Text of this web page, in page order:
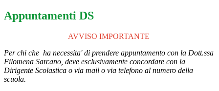
Appuntamenti DS
AVVISO IMPORTANTE
Per chi che ha necessita' di prendere appuntamento con la Dott.ssa
Filomena Sarcano, deve esclusivamente concordare con la
Dirigente Scolastica o via mail o via telefono al numero della
scuola.